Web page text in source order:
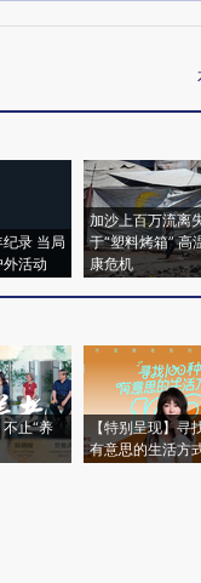
录 当局
活动
加沙上百万流离
于“塑料烤箱” 高
康危机
止“养
【特别呈现】寻
有意思的生活方